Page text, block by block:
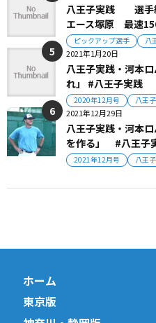
八王子実践 選手
エース塚原 最速
ピックアップ選手 八
2021年1月20日
八王子実践・河本
れ」 #八王子実践
2020年12月号 八王
2021年12月29日
八王子実践・河本
を作る」 #八王子
2021年12月号 八王
ホーム
東京版